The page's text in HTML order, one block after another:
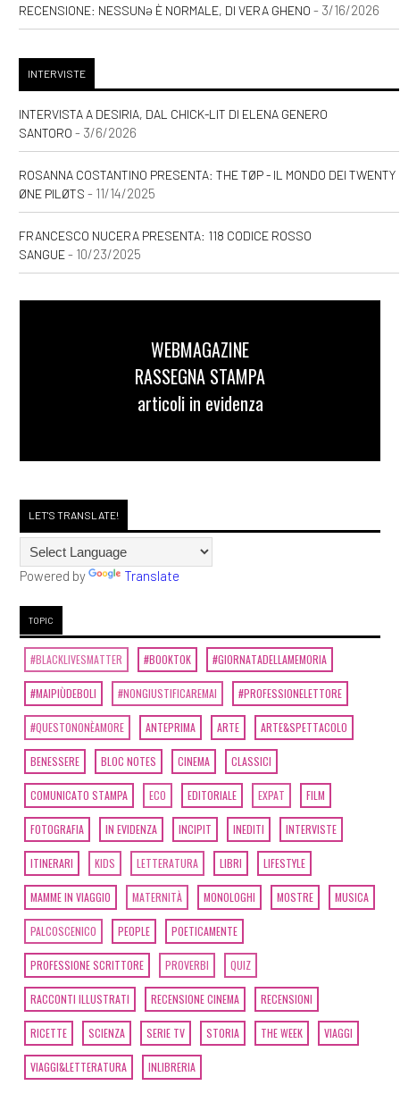
RECENSIONE: NESSUNƏ È NORMALE, DI VERA GHENO - 3/16/2026
INTERVISTE
INTERVISTA A DESIRIA, DAL CHICK-LIT DI ELENA GENERO
SANTORO - 3/6/2026
ROSANNA COSTANTINO PRESENTA: THE TØP - IL MONDO DEI TWENTY
ØNE PILØTS - 11/14/2025
FRANCESCO NUCERA PRESENTA: 118 CODICE ROSSO
SANGUE- 10/23/2025
WEBMAGAZINE
RASSEGNA STAMPA
articoli in evidenza
LET'S TRANSLATE!
Powered by Translate
TOPIC
#BLACKLIVESMATTER #BOOKTOK #GIORNATADELLAMEMORIA
#MAIPIÙDEBOLI #NONGIUSTIFICAREMAI #PROFESSIONELETTORE
#QUESTONONÈAMORE ANTEPRIMA ARTE ARTE&SPETTACOLO
BENESSERE BLOC NOTES CINEMA CLASSICI
COMUNICATO STAMPA ECO EDITORIALE EXPAT FILM
FOTOGRAFIA IN EVIDENZA INCIPIT INEDITI INTERVISTE
ITINERARI KIDS LETTERATURA LIBRI LIFESTYLE
MAMME IN VIAGGIO MATERNITÀ MONOLOGHI MOSTRE MUSICA
PALCOSCENICO PEOPLE POETICAMENTE
PROFESSIONE SCRITTORE PROVERBI QUIZ
RACCONTI ILLUSTRATI RECENSIONE CINEMA RECENSIONI
RICETTE SCIENZA SERIE TV STORIA THE WEEK VIAGGI
VIAGGI&LETTERATURA INLIBRERIA